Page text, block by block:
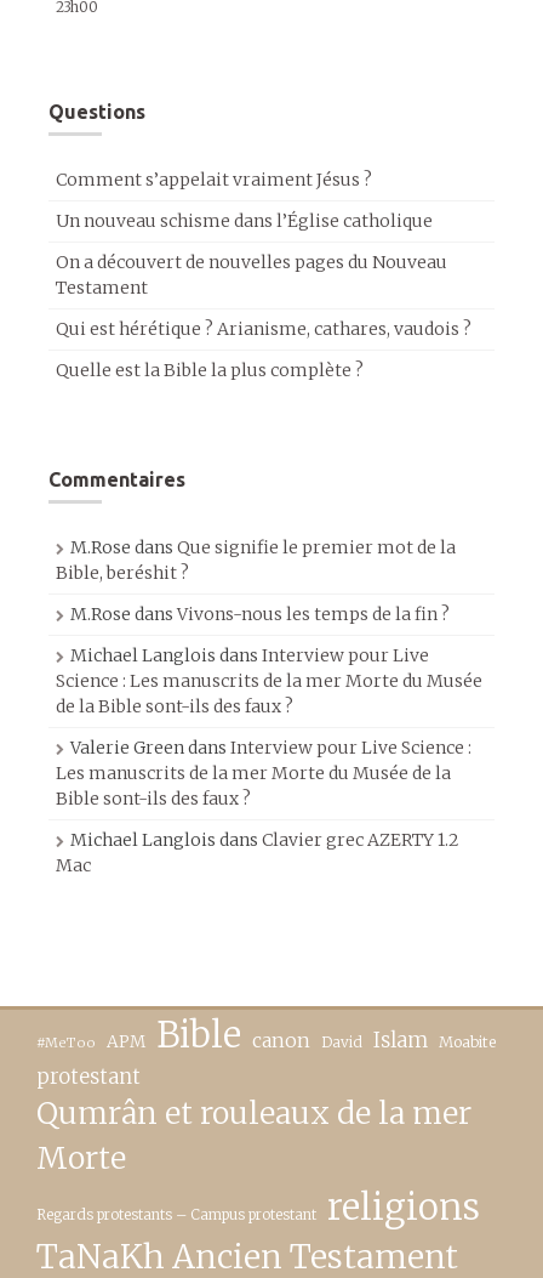
23h00
Questions
Comment s’appelait vraiment Jésus ?
Un nouveau schisme dans l’Église catholique
On a découvert de nouvelles pages du Nouveau
Testament
Qui est hérétique ? Arianisme, cathares, vaudois ?
Quelle est la Bible la plus complète ?
Commentaires
M.Rose dans Que signifie le premier mot de la
Bible, beréshit ?
M.Rose dansVivons-nous les temps de la fin ?
Michael Langlois dans Interview pour Live
Science : Les manuscrits de la mer Morte du Musée
de la Bible sont-ils des faux ?
Valerie Greendans Interview pour Live Science :
Les manuscrits de la mer Morte du Musée de la
Bible sont-ils des faux ?
Michael Langlois dans Clavier grec AZERTY 1.2
Mac
#MeToo APM Bible canon David Islam Moabite
protestant
Qumrân et rouleaux de la mer
Morte
Regards protestants – Campus protestant religions
TaNaKh Ancien Testament